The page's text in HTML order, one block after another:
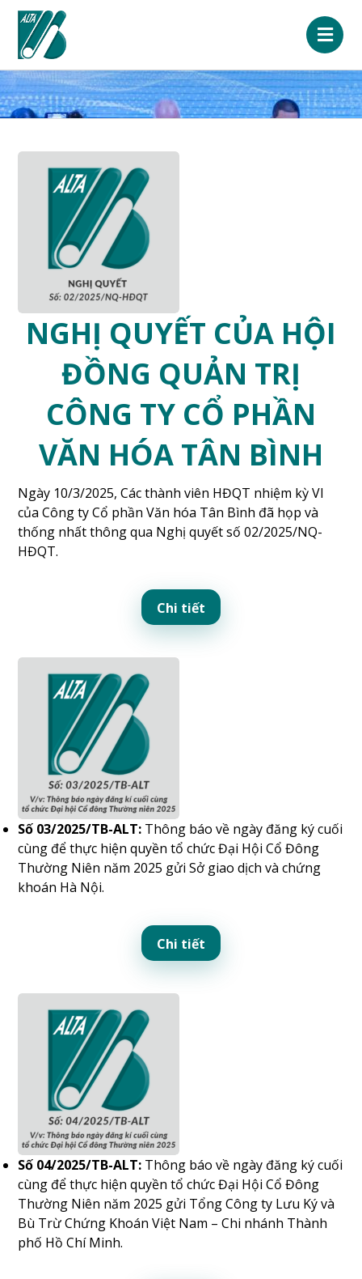
NGHỊ QUYẾT CỦA HỘI
ĐỒNG QUẢN TRỊ
CÔNG TY CỔ PHẦN
VĂN HÓA TÂN BÌNH
Ngày 10/3/2025, Các thành viên HĐQT nhiệm kỳ VI
của Công ty Cổ phần Văn hóa Tân Bình đã họp và
thống nhất thông qua Nghị quyết số 02/2025/NQ-
HĐQT.
Chi tiết
Số 03/2025/TB-ALT: Thông báo về ngày đăng ký cuối
cùng để thực hiện quyền tổ chức Đại Hội Cổ Đông
Thường Niên năm 2025 gửi Sở giao dịch và chứng
khoán Hà Nội.
Chi tiết
Số 04/2025/TB-ALT: Thông báo về ngày đăng ký cuối
cùng để thực hiện quyền tổ chức Đại Hội Cổ Đông
Thường Niên năm 2025 gửi Tổng Công ty Lưu Ký và
Bù Trừ Chứng Khoán Việt Nam – Chi nhánh Thành
phố Hồ Chí Minh.